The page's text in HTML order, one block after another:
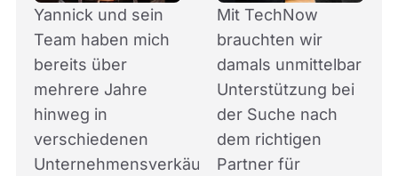
Yannick und sein
Team haben mich
bereits über
mehrere Jahre
hinweg in
verschiedenen
Unternehmensverkäufen
Mit TechNow
brauchten wir
damals unmittelbar
Unterstützung bei
der Suche nach
dem richtigen
Partner für